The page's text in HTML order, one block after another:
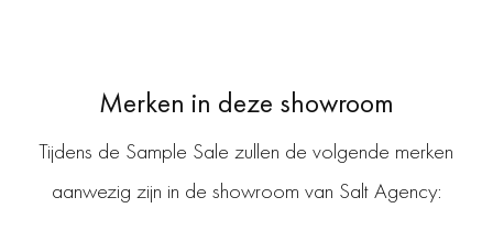
Merken in deze showroom
Tijdens de Sample Sale zullen de volgende merken
aanwezig zijn in de showroom van Salt Agency: